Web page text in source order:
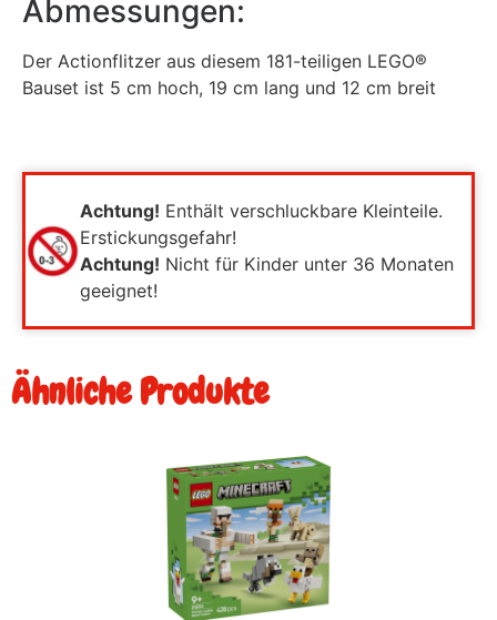
Abmessungen:
Der Actionflitzer aus diesem 181-teiligen LEGO®
Bauset ist 5 cm hoch, 19 cm lang und 12 cm breit
Achtung! Enthält verschluckbare Kleinteile.
Erstickungsgefahr!
Achtung! Nicht für Kinder unter 36 Monaten
geeignet!
Ähnliche Produkte